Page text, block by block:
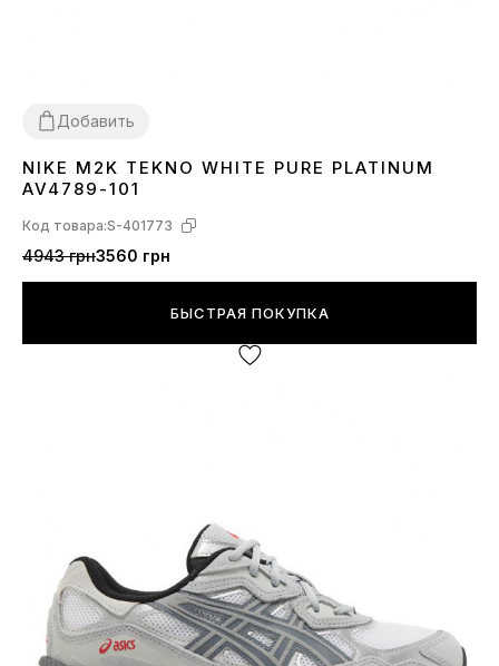
Добавить
3637 38 3940 41 434445
NIKE M2K TEKNO WHITE PURE PLATINUM
AV4789-101
Код товара:S-401773
4943 грн3560 грн
БЫСТРАЯ ПОКУПКА